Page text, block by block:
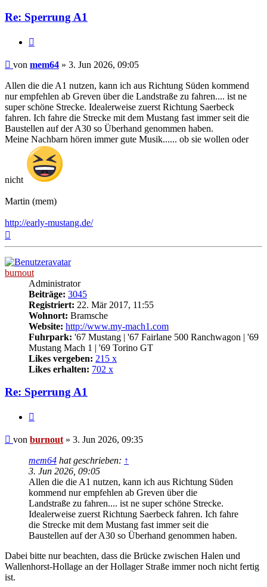
Re: Sperrung A1
Beitrag
von mem64 » 3. Jun 2026, 09:05
Allen die die A1 nutzen, kann ich aus Richtung Süden kommend
nur empfehlen ab Greven über die Landstraße zu fahren.... ist ne
super schöne Strecke. Idealerweise zuerst Richtung Saerbeck
fahren. Ich fahre die Strecke mit dem Mustang fast immer seit die
Baustellen auf der A30 so Überhand genommen haben.
Meine Nachbarn hören immer gute Musik...... ob sie wollen oder
nicht
Martin (mem)
http://early-mustang.de/
burnout
Administrator
Beiträge: 3045
Registriert: 22. Mär 2017, 11:55
Wohnort: Bramsche
Website: http://www.my-mach1.com
Fuhrpark: '67 Mustang | '67 Fairlane 500 Ranchwagon | '69
Mustang Mach 1 | '69 Torino GT
Likes vergeben: 215 x
Likes erhalten: 702 x
Re: Sperrung A1
Beitrag
von burnout » 3. Jun 2026, 09:35
mem64 hat geschrieben: ↑
3. Jun 2026, 09:05
Allen die die A1 nutzen, kann ich aus Richtung Süden
kommend nur empfehlen ab Greven über die
Landstraße zu fahren.... ist ne super schöne Strecke.
Idealerweise zuerst Richtung Saerbeck fahren. Ich fahre
die Strecke mit dem Mustang fast immer seit die
Baustellen auf der A30 so Überhand genommen haben.
Dabei bitte nur beachten, dass die Brücke zwischen Halen und
Wallenhorst-Hollage an der Hollager Straße immer noch nicht fertig
ist.